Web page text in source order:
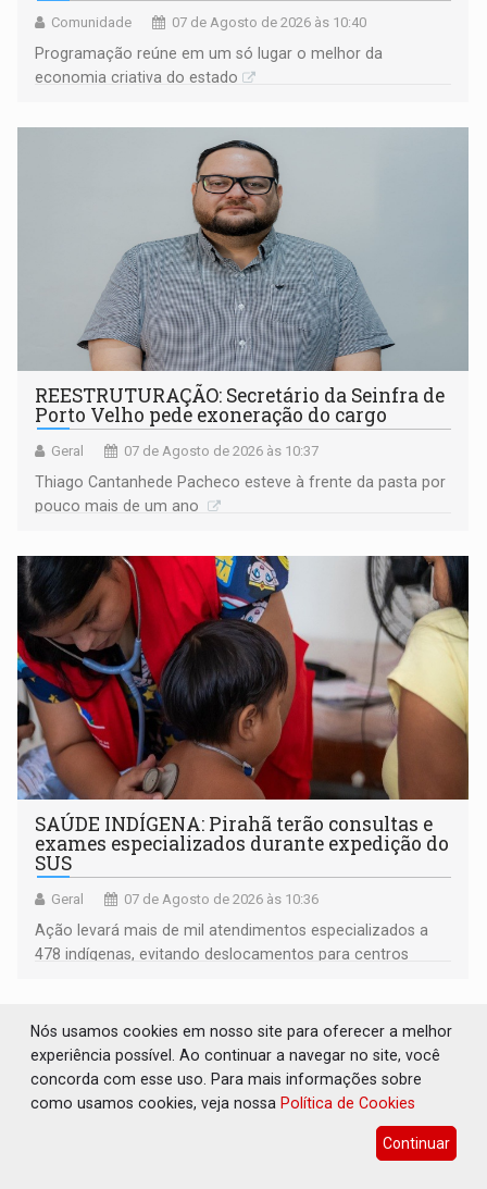
Comunidade 07 de Agosto de 2026 às 10:40
Programação reúne em um só lugar o melhor da
economia criativa do estado
REESTRUTURAÇÃO: Secretário da Seinfra de
Porto Velho pede exoneração do cargo
Geral 07 de Agosto de 2026 às 10:37
Thiago Cantanhede Pacheco esteve à frente da pasta por
pouco mais de um ano
SAÚDE INDÍGENA: Pirahã terão consultas e
exames especializados durante expedição do
SUS
Geral 07 de Agosto de 2026 às 10:36
Ação levará mais de mil atendimentos especializados a
478 indígenas, evitando deslocamentos para centros
Nós usamos cookies em nosso site para oferecer a melhor
experiência possível. Ao continuar a navegar no site, você
concorda com esse uso. Para mais informações sobre
como usamos cookies, veja nossa Política de Cookies
Continuar